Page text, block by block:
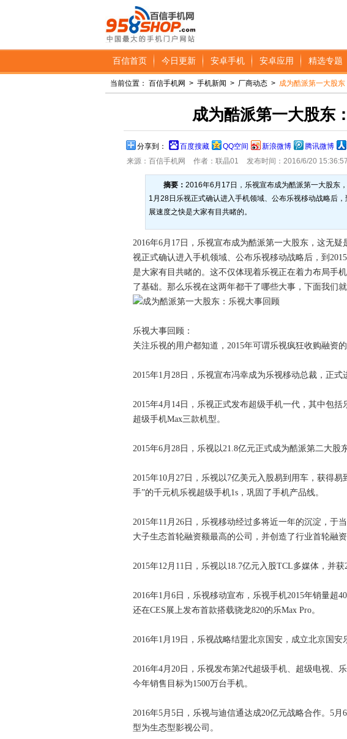
百信首页 今日更新 安卓手机 安卓应用 精选专题
当前位置： 百信手机网 > 手机新闻 > 厂商动态 > 成为酷派第一大股
成为酷派第一大股东
分享到： 百度搜藏 QQ空间 新浪微博 腾讯微博
来源：百信手机网
作者：联晶01 发布时间：2016/6/20 15:36:57
摘要： 2016年6月17日，乐视宣布成为酷派第一大股东
1月28日乐视正式确认进入手机领域、公布乐视移动战略后
展速度之快是大家有目共睹的。
2016年6月17日，乐视宣布成为酷派第一大股东，这无
视正式确认进入手机领域、公布乐视移动战略后，到
是大家有目共睹的。这不仅体现着乐视正在着力布局手
了基础。那么乐视在这两年都干了哪些大事，下面我们就
乐视大事回顾：
关注乐视的用户都知道，2015年可谓乐视疯狂收购融资的
2015年1月28日，乐视宣布冯幸成为乐视移动总裁，正式
2015年4月14日，乐视正式发布超级手机一代，其中包
超级手机Max三款机型。
2015年6月28日，乐视以21.8亿元正式成为酷派第二大股
2015年10月27日，乐视以7亿美元入股易到用车，获得
手”的千元机乐视超级手机1s，巩固了手机产品线。
2015年11月26日，乐视移动经过多将近一年的沉淀，于
大子生态首轮融资额最高的公司，并创造了行业首轮融资
2015年12月11日，乐视以18.7亿元入股TCL多媒体，并获
2016年1月6日，乐视移动宣布，乐视手机2015年销量超
还在CES展上发布首款搭载骁龙820的乐Max Pro。
2016年1月19日，乐视战略结盟北京国安，成立北京国安
2016年4月20日，乐视发布第2代超级手机、超级电视、
今年销售目标为1500万台手机。
2016年5月5日，乐视与迪信通达成20亿元战略合作。5
型为生态型影视公司。